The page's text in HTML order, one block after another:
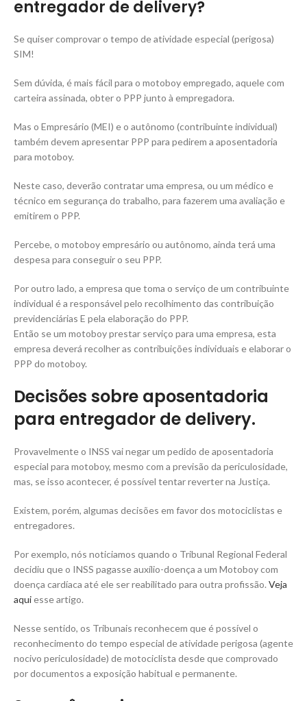
entregador de delivery?
Se quiser comprovar o tempo de atividade especial (perigosa)
SIM!
Sem dúvida, é mais fácil para o motoboy empregado, aquele com
carteira assinada, obter o PPP junto à empregadora.
Mas o Empresário (MEI) e o autônomo (contribuinte individual)
também devem apresentar PPP para pedirem a aposentadoria
para motoboy.
Neste caso, deverão contratar uma empresa, ou um médico e
técnico em segurança do trabalho, para fazerem uma avaliação e
emitirem o PPP.
Percebe, o motoboy empresário ou autônomo, ainda terá uma
despesa para conseguir o seu PPP.
Por outro lado, a empresa que toma o serviço de um contribuinte
individual é a responsável pelo recolhimento das contribuição
previdenciárias E pela elaboração do PPP.
Então se um motoboy prestar serviço para uma empresa, esta
empresa deverá recolher as contribuições individuais e elaborar o
PPP do motoboy.
Decisões sobre aposentadoria
para entregador de delivery.
Provavelmente o INSS vai negar um pedido de aposentadoria
especial para motoboy, mesmo com a previsão da periculosidade,
mas, se isso acontecer, é possível tentar reverter na Justiça.
Existem, porém, algumas decisões em favor dos motociclistas e
entregadores.
Por exemplo, nós noticiamos quando o Tribunal Regional Federal
decidiu que o INSS pagasse auxílio-doença a um Motoboy com
doença cardíaca até ele ser reabilitado para outra profissão. Veja
aquiesse artigo.
Nesse sentido, os Tribunais reconhecem que é possível o
reconhecimento do tempo especial de atividade perigosa (agente
nocivo periculosidade) de motociclista desde que comprovado
por documentos a exposição habitual e permanente.